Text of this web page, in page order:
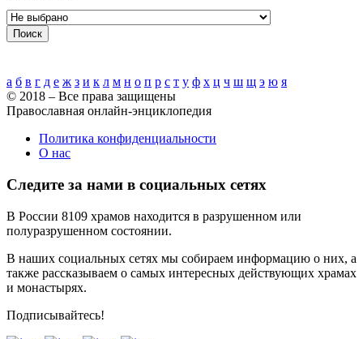
Поиск
а б в г д е ж з и к л м н о п р с т у ф х ц ч ш щ э ю я
© 2018 – Все права защищены
Православная онлайн-энциклопедия
Политика конфиденциальности
О нас
Следите за нами в социальных сетях
В России 8109 храмов находится в разрушенном или
полуразрушенном состоянии.
В наших социальных сетях мы собираем информацию о них, а
также рассказываем о самых интересных действующих храмах
и монастырях.
Подписывайтесь!